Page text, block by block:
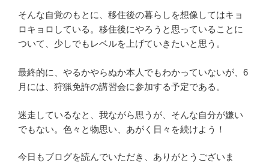
そんな自覚のもとに、移住後の暮らしを想像してはキョ
ロキョロしている。移住後にやろうと思っていることに
ついて、少しでもレベルを上げていきたいと思う。
最終的に、やるかやらぬか本人でもわかっていないが、6
月には、狩猟免許の講習会に参加する予定である。
迷走しているなと、我ながら思うが、そんな自分が嫌い
でもない。色々と物思い、あがく日々を続けよう！
今日もブログを読んでいただき、ありがとうございま